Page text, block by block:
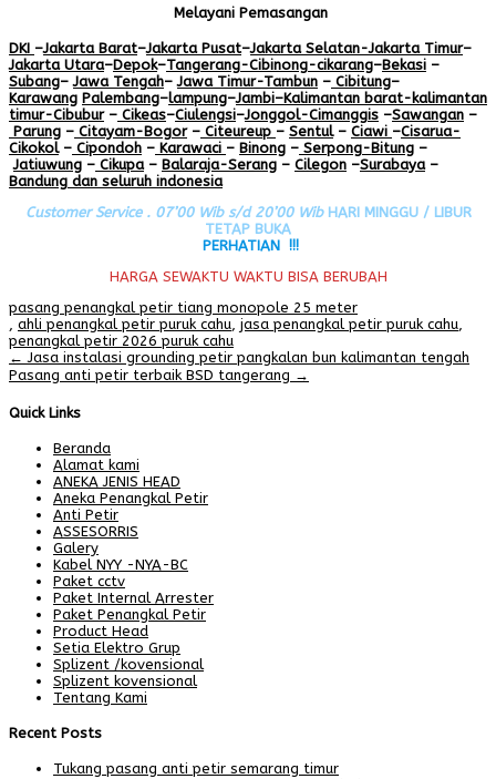
Melayani Pemasangan
DKI –Jakarta Barat–Jakarta Pusat–Jakarta Selatan-Jakarta Timur–
Jakarta Utara–Depok–Tangerang-Cibinong-cikarang–Bekasi –
Subang–Jawa Tengah–Jawa Timur-Tambun – Cibitung–
Karawang Palembang–lampung–Jambi–Kalimantan barat-kalimantan
timur-Cibubur– Cikeas–Ciulengsi–Jonggol-Cimanggis –Sawangan –
Parung – Citayam-Bogor– Citeureup – Sentul– Ciawi –Cisarua-
Cikokol– Cipondoh – Karawaci – Binong – Serpong-Bitung –
Jatiuwung – Cikupa– Balaraja-Serang – Cilegon –Surabaya–
Bandung dan seluruh indonesia
Customer Service . 07’00 Wib s/d 20’00 WibHARI MINGGU / LIBUR
TETAP BUKA
PERHATIAN !!!
HARGA SEWAKTU WAKTU BISA BERUBAH
pasang penangkal petir tiang monopole 25 meter
, ahli penangkal petir puruk cahu, jasa penangkal petir puruk cahu,
penangkal petir 2026 puruk cahu
Post
navigation
← Jasa instalasi grounding petir pangkalan bun kalimantan tengah
Pasang anti petir terbaik BSD tangerang →
Quick Links
Beranda
Alamat kami
ANEKA JENIS HEAD
Aneka Penangkal Petir
Anti Petir
ASSESORRIS
Galery
Kabel NYY -NYA-BC
Paket cctv
Paket Internal Arrester
Paket Penangkal Petir
Product Head
Setia Elektro Grup
Splizent /kovensional
Splizent kovensional
Tentang Kami
Recent Posts
Tukang pasang anti petir semarang timur